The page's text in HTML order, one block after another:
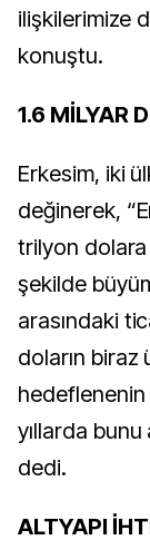
ilişkilerimize
konuştu.
1.6 MİLYAR
Erkesim, iki
değinerek,
trilyon dolara
şekilde
arasındaki
doların biraz
yıllarda
dedi.
ALTYAPI